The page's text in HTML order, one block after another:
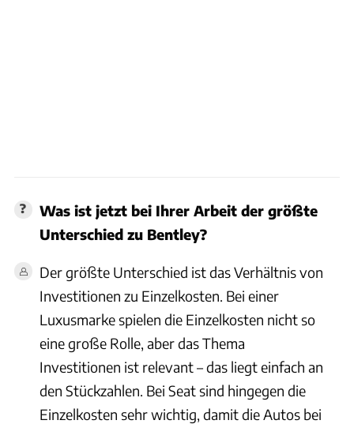
Was ist jetzt bei Ihrer Arbeit der größte
Unterschied zu Bentley?
Der größte Unterschied ist das Verhältnis von
Investitionen zu Einzelkosten. Bei einer
Luxusmarke spielen die Einzelkosten nicht so
eine große Rolle, aber das Thema
Investitionen ist relevant – das liegt einfach an
den Stückzahlen. Bei Seat sind hingegen die
Einzelkosten sehr wichtig, damit die Autos bei